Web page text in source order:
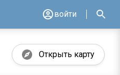
войти
Открыть карту